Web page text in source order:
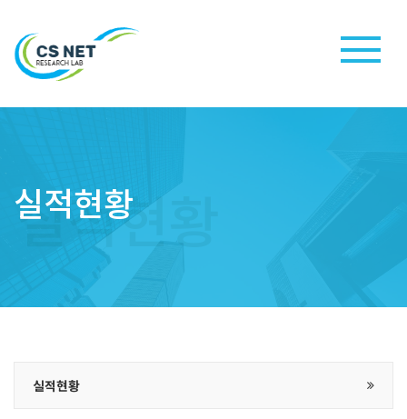
실적현황
실적현황